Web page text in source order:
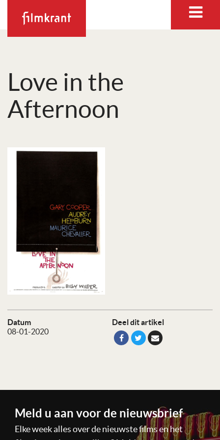
Love in the
Afternoon
Datum
08-01-2020
Deel dit artikel
Meld u aan voor de nieuwsbrief
Elke week alles over de nieuwste films en het